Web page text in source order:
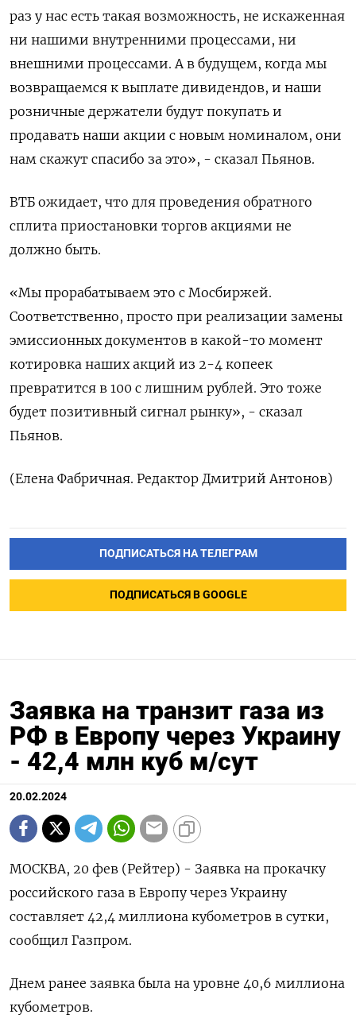
раз у нас есть такая возможность, не искаженная
ни нашими внутренними процессами, ни
внешними процессами. А в будущем, когда мы
возвращаемся к выплате дивидендов, и наши
розничные держатели будут покупать и
продавать наши акции с новым номиналом, они
нам скажут спасибо за это», - сказал Пьянов.
ВТБ ожидает, что для проведения обратного
сплита приостановки торгов акциями не
должно быть.
«Мы прорабатываем это с Мосбиржей.
Соответственно, просто при реализации замены
эмиссионных документов в какой-то момент
котировка наших акций из 2-4 копеек
превратится в 100 с лишним рублей. Это тоже
будет позитивный сигнал рынку», - сказал
Пьянов.
(Елена Фабричная. Редактор Дмитрий Антонов)
ПОДПИСАТЬСЯ НА ТЕЛЕГРАМ
ПОДПИСАТЬСЯ В GOOGLE
Заявка на транзит газа из
РФ в Европу через Украину
- 42,4 млн куб м/сут
20.02.2024
МОСКВА, 20 фев (Рейтер) - Заявка на прокачку
российского газа в Европу через Украину
составляет 42,4 миллиона кубометров в сутки,
сообщил Газпром.
Днем ранее заявка была на уровне 40,6 миллиона
кубометров.